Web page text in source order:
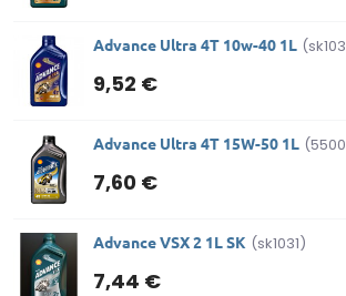
Advance Ultra 4T 10w-40 1L
9,52 €
Advance Ultra 4T 15W-50 1L
7,60 €
Advance VSX 2 1L SK (sk1031)
7,44 €